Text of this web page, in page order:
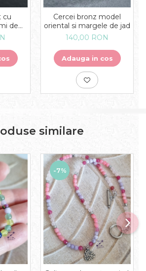
cu
de
Cercei bronz model
oriental si margele de jad
140,00 RON
Adauga in cos
similare
-7%